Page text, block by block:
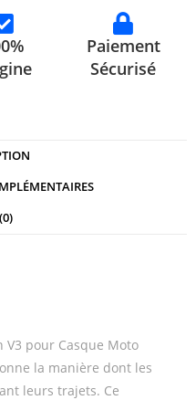
Paiement
Sécurisé
V3 pour Casque Moto
la manière dont les
leurs trajets. Ce